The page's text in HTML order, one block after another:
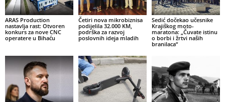
ARAS Production
nastavlja rast: Otvoren
konkurs za nove CNC
operatere u Bihaću
Četiri nova mikrobiznisa
podijelila 32.000 KM,
podrška za razvoj
poslovnih ideja mladih
Sedić dočekao učesnike
Krajiškog moto-
maratona: „Čuvate istinu
o borbi i žrtvi naših
branilaca“